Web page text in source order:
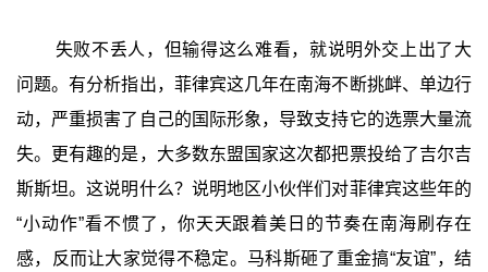
失败不丢人，但输得这么难看，就说明外交上出了大
问题。有分析指出，菲律宾这几年在南海不断挑衅、单边行
动，严重损害了自己的国际形象，导致支持它的选票大量流
失。更有趣的是，大多数东盟国家这次都把票投给了吉尔吉
斯斯坦。这说明什么？说明地区小伙伴们对菲律宾这些年的
“小动作”看不惯了，你天天跟着美日的节奏在南海刷存在
感，反而让大家觉得不稳定。马科斯砸了重金搞“友谊”，结